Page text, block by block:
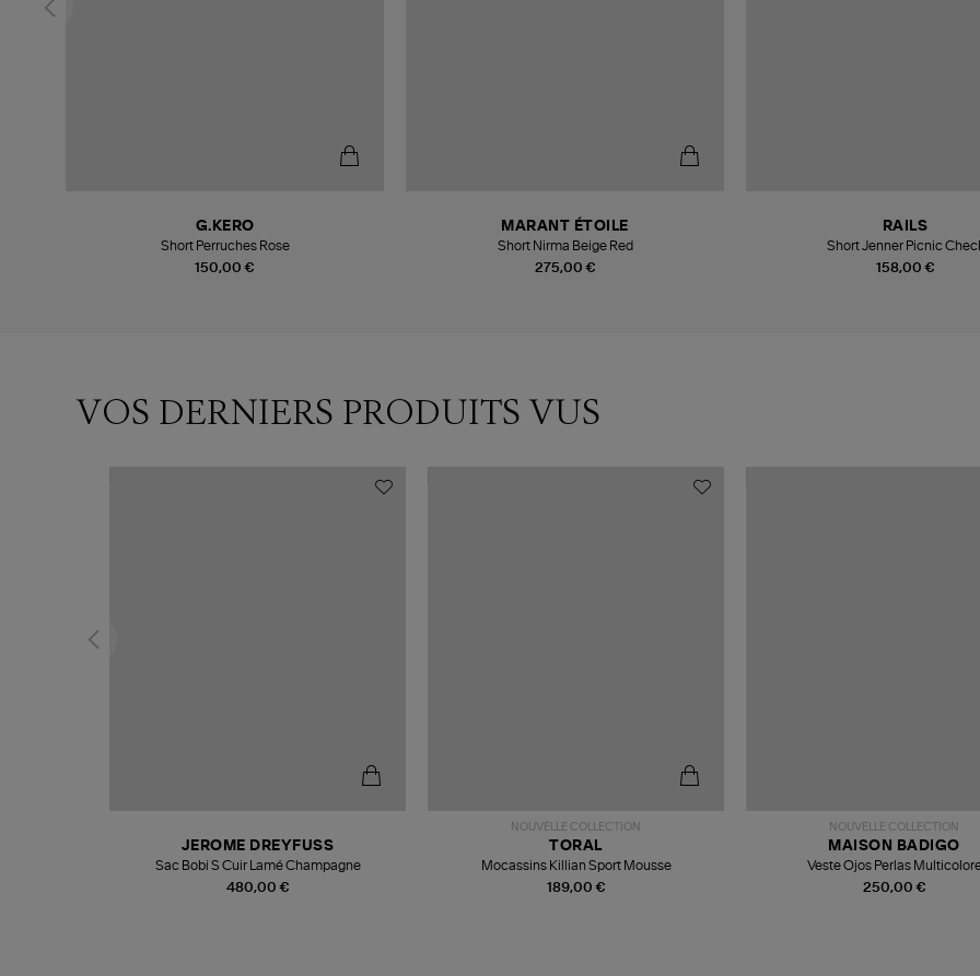
150,00 €
G.KERO
Short Perruches Rose
275,00 €
MARANT ÉTOILE
Short Nirma Beige Red
158,00 €
RAILS
Short Jenner Picnic
VOS DERNIERS PRODUITS VUS
480,00 €
JEROME DREYFUSS
Sac Bobi S Cuir Lamé Champagne
NOUVELLE COLLECTION
189,00 €
TORAL
Mocassins Killian Sport Mousse
NOUVELLE COLLECTION
250,00 €
MAISON BADIGO
Veste Ojos Perlas